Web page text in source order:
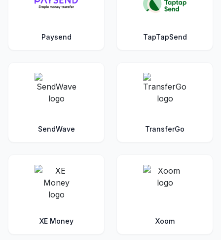
Paysend TapTapSend
SendWave TransferGo
XE Money Xoom